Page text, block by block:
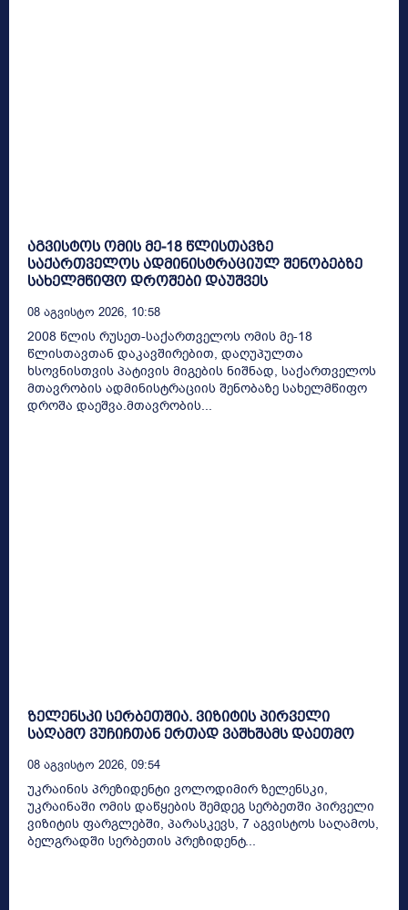
აგვისტოს ომის მე-18 წლისთავზე
საქართველოს ადმინისტრაციულ შენობებზე
სახელმწიფო დროშები დაუშვეს
08 Აგვისტო 2026, 10:58
2008 წლის რუსეთ-საქართველოს ომის მე-18
წლისთავთან დაკავშირებით, დაღუპულთა
ხსოვნისთვის პატივის მიგების ნიშნად, საქართველოს
მთავრობის ადმინისტრაციის შენობაზე სახელმწიფო
დროშა დაეშვა.მთავრობის...
ზელენსკი სერბეთშია. ვიზიტის პირველი
საღამო ვუჩიჩთან ერთად ვაშხშამს დაეთმო
08 Აგვისტო 2026, 09:54
უკრაინის პრეზიდენტი ვოლოდიმირ ზელენსკი,
უკრაინაში ომის დაწყების შემდეგ სერბეთში პირველი
ვიზიტის ფარგლებში, პარასკევს, 7 აგვისტოს საღამოს,
ბელგრადში სერბეთის პრეზიდენტ...